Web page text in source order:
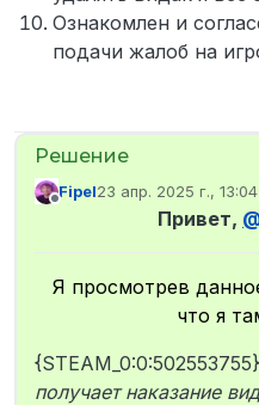
Ознакомлен и
подачи жалоб на
Не в сети
Fipel23 апр. 2025 г., 13:04
отредактировано
Привет,
Я просмотрев
что я
получает наказание